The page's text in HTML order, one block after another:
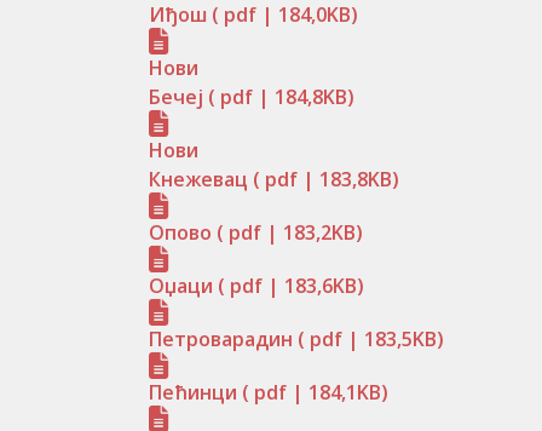
Иђош ( pdf | 184,0KB)
Нови
Бечеј ( pdf | 184,8KB)
Нови
Кнежевац ( pdf | 183,8KB)
Опово ( pdf | 183,2KB)
Оџаци ( pdf | 183,6KB)
Петроварадин ( pdf | 183,5KB)
Пећинци ( pdf | 184,1KB)